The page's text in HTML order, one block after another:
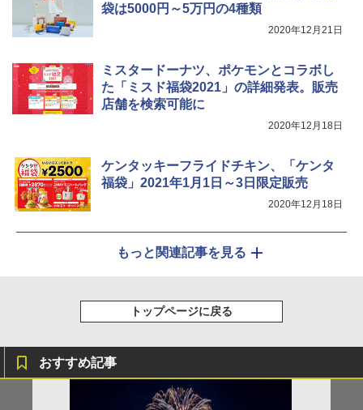
袋は5000円～5万円の4種類
2020年12月21日
ミスタードーナツ、ポケモンとコラボし
た「ミスド福袋2021」の詳細発表。販売
店舗を検索可能に
2020年12月18日
ケンタッキーフライドチキン、「ケンタ
福袋」2021年1月1日～3日限定販売
2020年12月18日
もっと関連記事を見る
トップページに戻る
おすすめ記事